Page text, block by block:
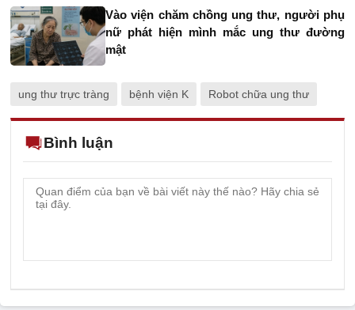
Vào viện chăm chồng ung thư, người phụ
nữ phát hiện mình mắc ung thư đường
mật
ung thư trực tràng bệnh viện K Robot chữa ung thư
Bình luận